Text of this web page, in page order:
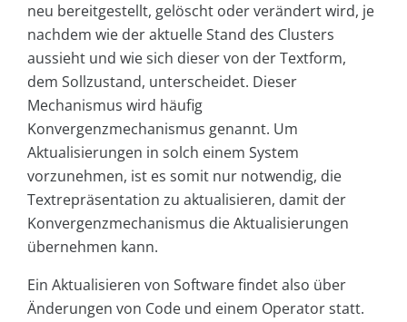
neu bereitgestellt, gelöscht oder verändert wird, je
nachdem wie der aktuelle Stand des Clusters
aussieht und wie sich dieser von der Textform,
dem Sollzustand, unterscheidet. Dieser
Mechanismus wird häufig
Konvergenzmechanismus genannt. Um
Aktualisierungen in solch einem System
vorzunehmen, ist es somit nur notwendig, die
Textrepräsentation zu aktualisieren, damit der
Konvergenzmechanismus die Aktualisierungen
übernehmen kann.
Ein Aktualisieren von Software findet also über
Änderungen von Code und einem Operator statt.